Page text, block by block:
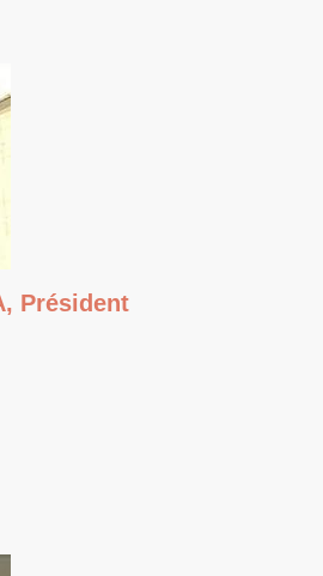
Président